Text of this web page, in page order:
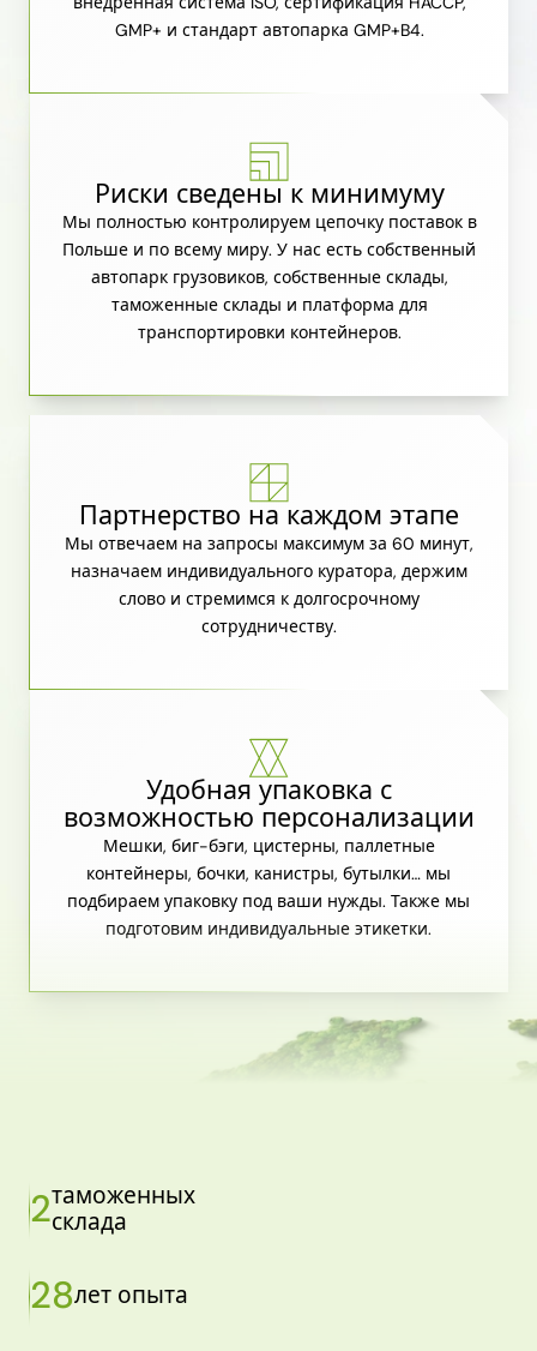
GMP+ и стандарт автопарка GMP+B4.
Риски сведены к минимуму
Мы полностью контролируем цепочку поставок в
Польше и по всему миру. У нас есть собственный
автопарк грузовиков, собственные склады,
таможенные склады и платформа для
транспортировки контейнеров.
Партнерство на каждом этапе
Мы отвечаем на запросы максимум за 60 минут,
назначаем индивидуального куратора, держим
слово и стремимся к долгосрочному
сотрудничеству.
Удобная упаковка с
возможностью персонализации
Мешки, биг-бэги, цистерны, паллетные
контейнеры, бочки, канистры, бутылки… мы
подбираем упаковку под ваши нужды. Также мы
подготовим индивидуальные этикетки.
2таможенных
склада
28лет опыта